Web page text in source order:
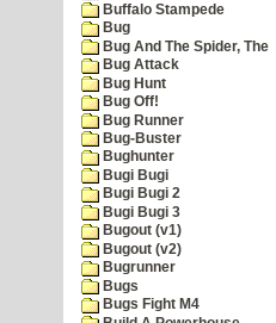
Buffalo Stampede
Bug
Bug And The Spider, The
Bug Attack
Bug Hunt
Bug Off!
Bug Runner
Bug-Buster
Bughunter
Bugi Bugi
Bugi Bugi 2
Bugi Bugi 3
Bugout (v1)
Bugout (v2)
Bugrunner
Bugs
Bugs Fight M4